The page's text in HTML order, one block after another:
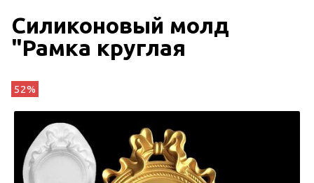
Силиконовый молд
"Рамка круглая
52%